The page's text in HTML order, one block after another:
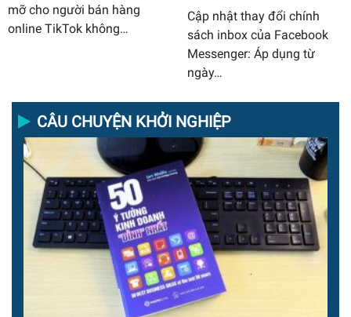
mỡ cho người bán hàng
online TikTok không…
Cập nhật thay đổi chính
sách inbox của Facebook
Messenger: Áp dụng từ
ngày…
CÂU CHUYỆN KHỞI NGHIỆP